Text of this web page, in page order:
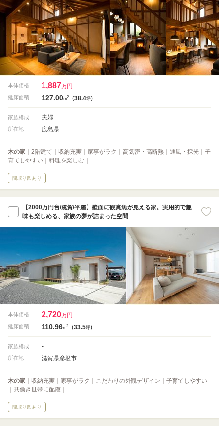
本体価格 1,887万円
延床面積 127.00m2 (38.4坪)
家族構成 夫婦
所在地 広島県
木の家 ｜2階建て｜収納充実｜家事がラク｜高気密・高断熱｜通風・採光｜子
育てしやすい｜料理を楽しむ｜…
間取り図あり
【2000万円台/滋賀/平屋】壁面に観賞魚が見える家。実用的で趣
味も楽しめる、家族の夢が詰まった空間
本体価格 2,720万円
延床面積 110.96m2 (33.5坪)
家族構成 -
所在地 滋賀県彦根市
木の家 ｜収納充実｜家事がラク｜こだわりの外観デザイン｜子育てしやすい
｜共働き世帯に配慮｜…
間取り図あり